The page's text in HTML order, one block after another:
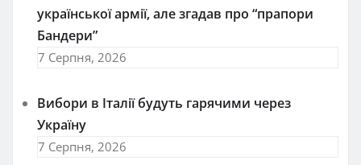
української армії, але згадав про “прапори
Бандери”
7 Серпня, 2026
Вибори в Італії будуть гарячими через
Україну
7 Серпня, 2026